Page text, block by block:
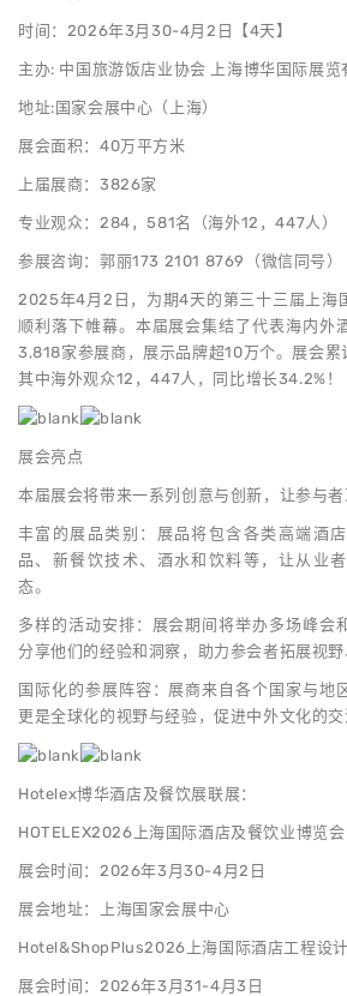
时间：2026年3月30-4月2日【4天】
主办: 中国旅游饭店业协会 上海博华国际展览
地址:国家会展中心（上海）
展会面积：40万平方米
上届展商：3826家
专业观众：284，581名（海外12，447人）
参展咨询：郭丽173 2101 8769（微信同号）
2025年4月2日，为期4天的第三十三届上海
顺利落下帷幕。本届展会集结了代表海内外
3,818家参展商，展示品牌超10万个。展会累
其中海外观众12，447人，同比增长34.2%！
展会亮点
本届展会将带来一系列创意与创新，让参与者
丰富的展品类别：展品将包含各类高端酒
品、新餐饮技术、酒水和饮料等，让从业
态。
多样的活动安排：展会期间将举办多场峰会
分享他们的经验和洞察，助力参会者拓展视野
国际化的参展阵容：展商来自各个国家与地
更是全球化的视野与经验，促进中外文化的交
Hotelex博华酒店及餐饮展联展：
HOTELEX2026上海国际酒店及餐饮业博览会
展会时间：2026年3月30-4月2日
展会地址：上海国家会展中心
Hotel&ShopPlus2026上海国际酒店工程设
展会时间：2026年3月31-4月3日